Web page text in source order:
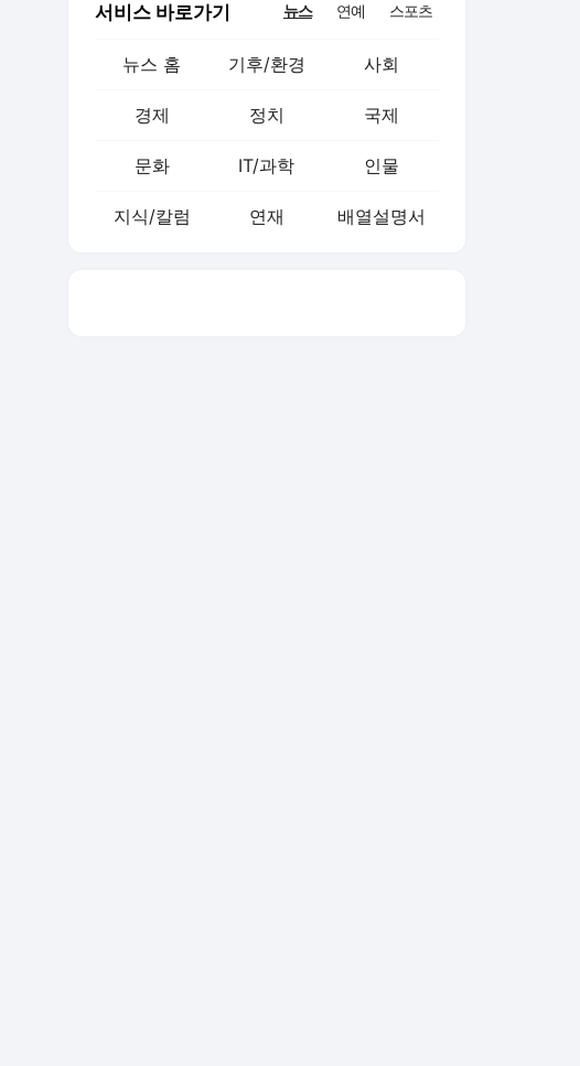
서비스 바로가기 뉴스 연예 스포츠
뉴스 홈 기후/환경 사회
경제 정치 국제
문화 IT/과학 인물
지식/칼럼 연재 배열설명서